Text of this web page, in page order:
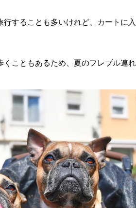
行することも多いけれど、カートに
こともあるため、夏のフレブル連